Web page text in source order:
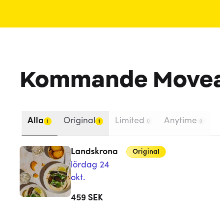
Kommande
Alla 1 Original 1 Limited 0 Anytime 0
Landskrona
lördag 24
okt.
Original
459 SEK